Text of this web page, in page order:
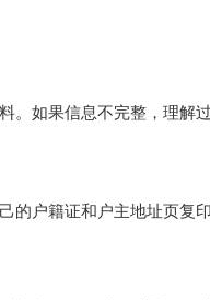
。如果信息不完整，理解
的户籍证和户主地址页复